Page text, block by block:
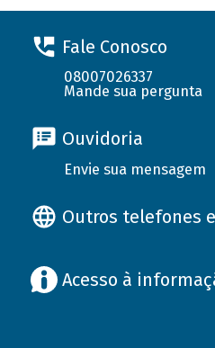
Fale Conosco
08007026337
Mande sua pergunta
Ouvidoria
Envie sua mensagem
Outros telefones
Acesso à